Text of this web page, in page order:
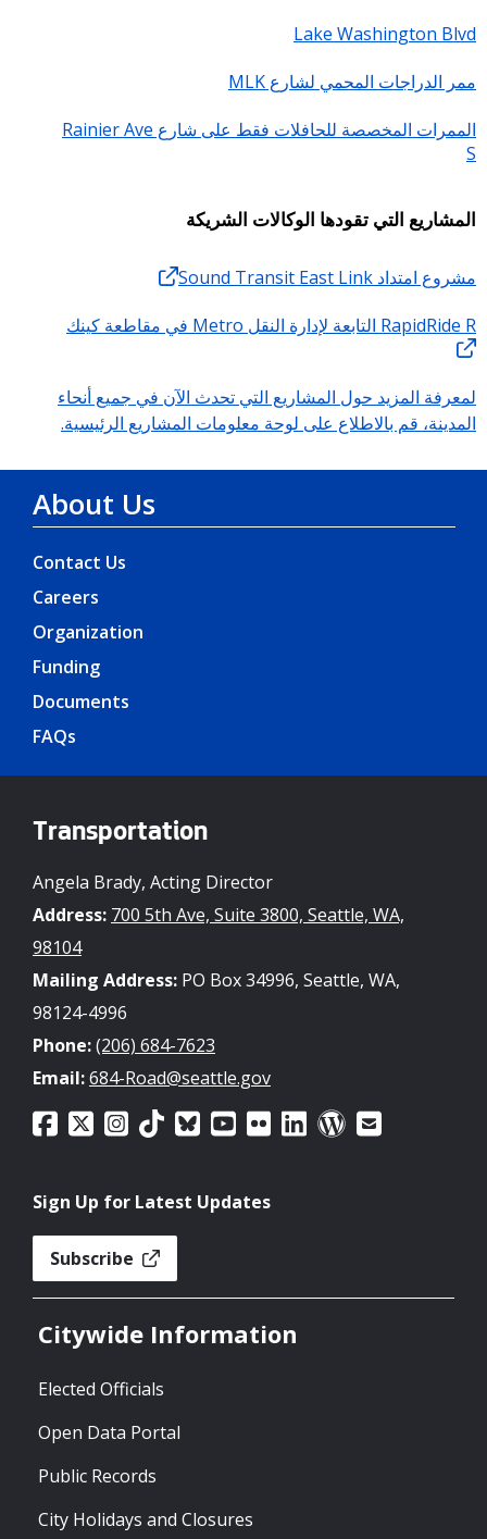
Lake Washington Blvd
ممر الدراجات المحمي لشارع MLK
الممرات المخصصة للحافلات فقط على شارع Rainier Ave
S
المشاريع التي تقودها الوكالات الشريكة
مشروع امتداد Sound Transit East Link
RapidRide R التابعة لإدارة النقل Metro في مقاطعة كينك
لمعرفة المزيد حول المشاريع التي تحدث الآن في جميع أنحاء
المدينة، قم بالاطلاع على لوحة معلومات المشاريع الرئيسية.
About Us
Contact Us
Careers
Organization
Funding
Documents
FAQs
Transportation
Angela Brady, Acting Director
Address: 700 5th Ave, Suite 3800, Seattle, WA,
98104
Mailing Address: PO Box 34996, Seattle, WA,
98124-4996
Phone:(206) 684-7623
Email:684-Road@seattle.gov
Sign Up for Latest Updates
Subscribe
Citywide Information
Elected Officials
Open Data Portal
Public Records
City Holidays and Closures